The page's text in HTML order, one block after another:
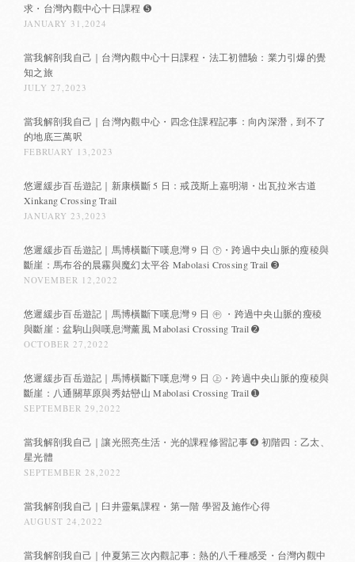
求・台灣內觀中心十日課程 ➎
JANUARY 31,2024
當我解剖我自己｜台灣內觀中心十日課程・法工初體驗：業力引爆的覺
知之旅
JULY 27,2023
當我解剖我自己｜台灣內觀中心・四念住課程記事：向內深潛，到不了
的地底三萬呎
FEBRUARY 13,2023
悠遲緩步百岳遊記｜新康橫斷 5 日：戒茂斯上嘉明湖・出瓦拉米古道
Xinkang Crossing Trail
JANUARY 23,2023
悠遲緩步百岳遊記｜馬博橫斷下嘆息灣 9 日 ㊦・跨過中央山脈的瘦稜與
斷崖：馬布谷的晨霧與魔幻太平谷 Mabolasi Crossing Trail ➌
NOVEMBER 12,2022
悠遲緩步百岳遊記｜馬博橫斷下嘆息灣 9 日 ㊥ ・跨過中央山脈的瘦稜
與斷崖：盆駒山與嘆息灣薰風 Mabolasi Crossing Trail ➋
OCTOBER 27,2022
悠遲緩步百岳遊記｜馬博橫斷下嘆息灣 9 日 ㊤・跨過中央山脈的瘦稜與
斷崖：八通關草原與秀姑巒山 Mabolasi Crossing Trail ➊
SEPTEMBER 29,2022
當我解剖我自己｜讓光照亮生活・光的課程修習記事 ➍ 初階四：乙太、
星光體
SEPTEMBER 28,2022
當我解剖我自己｜臼井靈氣課程・第一階 學習及施作心得
AUGUST 24,2022
當我解剖我自己｜仲夏第三次內觀記事：熱的八千種感受・台灣內觀中